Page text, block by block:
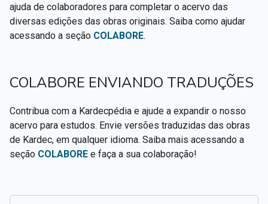
ajuda de colaboradores para completar o acervo das
diversas edições das obras originais. Saiba como ajudar
acessando a seção COLABORE.
COLABORE ENVIANDO TRADUÇÕES
Contribua com a Kardecpédia e ajude a expandir o nosso
acervo para estudos. Envie versões traduzidas das obras
de Kardec, em qualquer idioma. Saiba mais acessando a
seção COLABORE e faça a sua colaboração!